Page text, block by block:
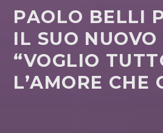
CERCA NEL
PAOLO BELLI
IL SUO NUOVO
“VOGLIO
L’AMORE CHE